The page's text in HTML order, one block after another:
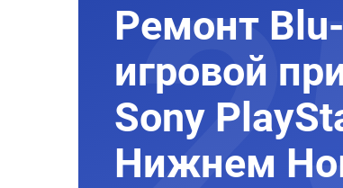
Ремонт
игровой
Sony
Нижнем